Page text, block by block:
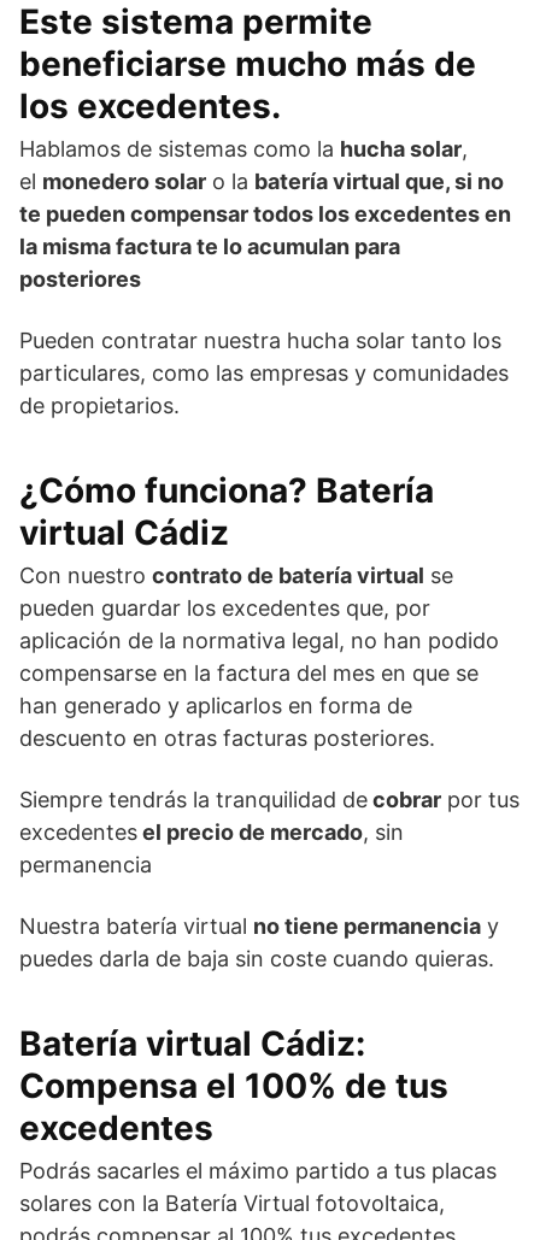
Este sistema permite
beneficiarse mucho más de
los excedentes.
Hablamos de sistemas como la hucha solar,
el monedero solar o la batería virtual que, si no
te pueden compensar todos los excedentes en
la misma factura te lo acumulan para
posteriores
Pueden contratar nuestra hucha solar tanto los
particulares, como las empresas y comunidades
de propietarios.
¿Cómo funciona? Batería
virtual Cádiz
Con nuestro contrato de batería virtual se
pueden guardar los excedentes que, por
aplicación de la normativa legal, no han podido
compensarse en la factura del mes en que se
han generado y aplicarlos en forma de
descuento en otras facturas posteriores.
Siempre tendrás la tranquilidad decobrar por tus
excedentesel precio de mercado, sin
permanencia
Nuestra batería virtual no tiene permanencia y
puedes darla de baja sin coste cuando quieras.
Batería virtual Cádiz:
Compensa el 100% de tus
excedentes
Podrás sacarles el máximo partido a tus placas
solares con la Batería Virtual fotovoltaica,